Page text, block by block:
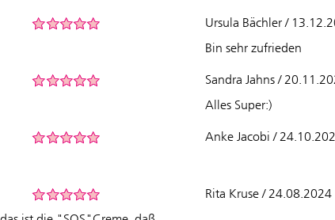
Ursula Bächler /
Bin sehr zufrieden
Sandra Jahns /
Alles Super:)
Anke Jacobi /
Rita Kruse /